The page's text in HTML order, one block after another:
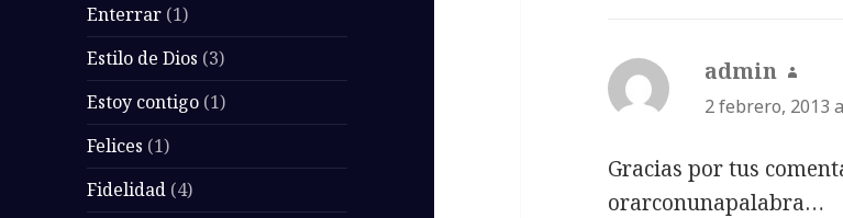
Enterrar (1)
Estilo de Dios (3)
Estoy contigo (1)
Felices (1)
Fidelidad (4)
admin dice:
2 febrero, 2013
Gracias por tus
orarconunapalabra…